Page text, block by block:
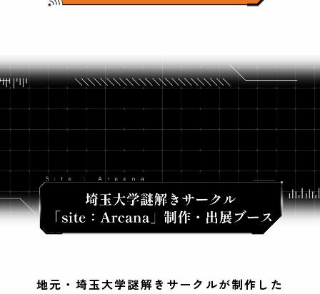
地元・埼玉大学謎解きサークルが制作した